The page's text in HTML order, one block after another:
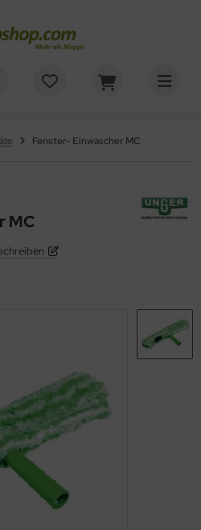
Fenster- Einwascher MC
MC